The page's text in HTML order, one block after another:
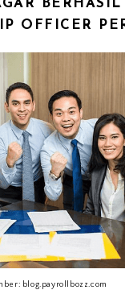
BERHASIL
OFFICER
blog.payrollbozz.com